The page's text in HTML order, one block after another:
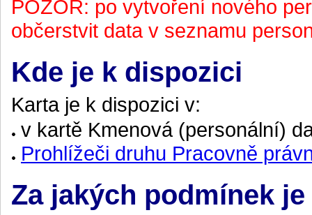
POZOR: po vytvoření nového
občerstvit data v seznamu
Kde je k dispozici
Karta je k dispozici v:
v kartě Kmenová (personální)
Prohlížeči druhu Pracovně
Za jakých podmínek